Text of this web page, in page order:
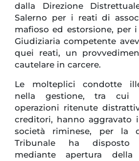
dalla Direzione
Salerno per i reati di
mafioso ed estorsione, per
Giudiziaria competente
quei reati, un
cautelare in carcere.
Le molteplici condotte
nella gestione, tra cui
operazioni ritenute
creditori, hanno aggravato
società riminese, per la
Tribunale ha
mediante apertura